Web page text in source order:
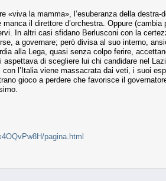
la mamma», l’esuberanza della destra-
il direttore d’orchestra. Oppure (cambia
In altri casi sfidano Berlusconi con la
a governare; però divisa al suo interno,
alla Lega, quasi senza colpo ferire,
di scegliere lui chi candidare nel
l’Italia viene massacrata dai veti, i suoi
gioco a perdere che favorisce il
pagina.html